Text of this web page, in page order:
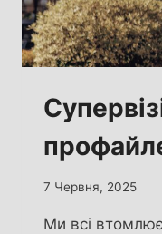
7 Червня, 2025
Ми всі